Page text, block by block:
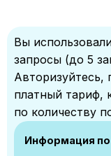
Вы
запросы (до 5
Авторизуйтесь,
платный тариф,
по количеству
Информация